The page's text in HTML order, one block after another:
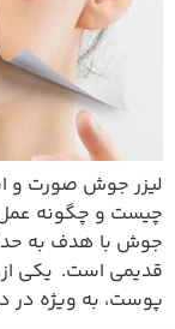
لیزر جوش صورت و
چیست و چگونه عمل
جوش با هدف به
قدیمی است. یکی
پوست، به ویژه